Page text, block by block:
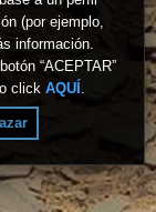
(por ejemplo,
información.
“ACEPTAR”
click AQUÍ .